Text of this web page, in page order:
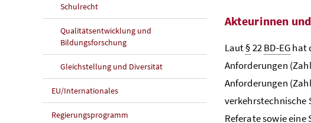
Schulrecht
Qualitätsentwicklung und
Bildungsforschung
Gleichstellung und Diversität
EU/Internationales
Regierungsprogramm
Akteurinnen
Laut§22BD-EGhat
Anforderungen
Anforderungen
verkehrstechnische
Referate sowie